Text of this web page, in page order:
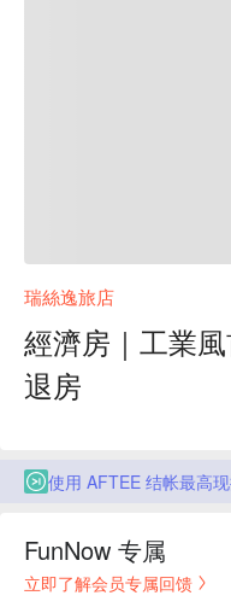
瑞絲逸旅店
經濟房｜工業
退房
使用 AFTEE 结帐最高
FunNow 专属
立即了解会员专属回馈